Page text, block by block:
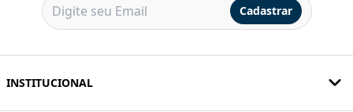
Cadastrar
INSTITUCIONAL